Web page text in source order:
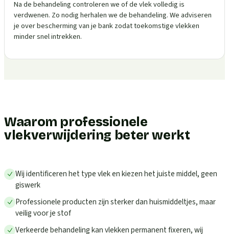
Na de behandeling controleren we of de vlek volledig is
verdwenen. Zo nodig herhalen we de behandeling. We adviseren
je over bescherming van je bank zodat toekomstige vlekken
minder snel intrekken.
Waarom professionele
vlekverwijdering beter werkt
Wij identificeren het type vlek en kiezen het juiste middel, geen
giswerk
Professionele producten zijn sterker dan huismiddeltjes, maar
veilig voor je stof
Verkeerde behandeling kan vlekken permanent fixeren, wij